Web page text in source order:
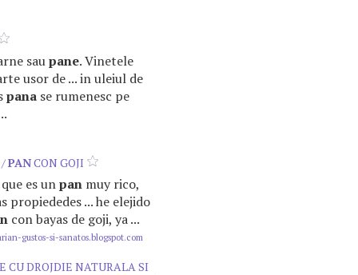
saupane. Vinetele
usor de ... in uleiul de
pana se rumenesc pe
/PANCON GOJI
es unpan muy rico,
propiededes ... he elejido
con bayas de goji, ya ...
gustos-si-sanatos.blogspot.com
CU DROJDIE NATURALA SI